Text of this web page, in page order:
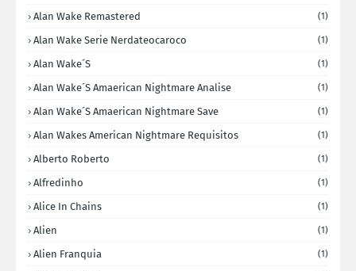
Alan Wake Remastered (1)
Alan Wake Serie Nerdateocaroco (1)
Alan Wake´s (1)
Alan Wake´s Amaerican Nightmare Analise (1)
Alan Wake´s Amaerican Nightmare Save (1)
Alan Wakes American Nightmare Requisitos (1)
Alberto Roberto (1)
Alfredinho (1)
Alice In Chains (1)
Alien (1)
Alien Franquia (1)